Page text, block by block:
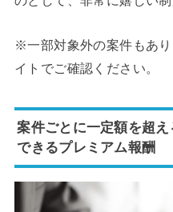
※一部対象外の案件もあ
イトでご確認ください。
案件ごとに一定額を超
できるプレミアム報酬